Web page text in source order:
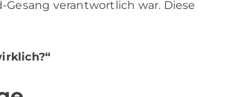
verantwortlich war. Diese